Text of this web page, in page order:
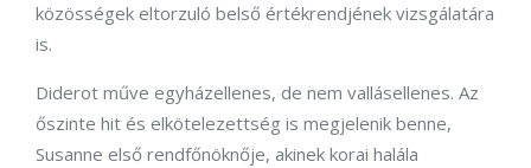
közösségek eltorzuló belső értékrendjének vizsgálatára
is.
Diderot műve egyházellenes, de nem vallásellenes. Az
őszinte hit és elkötelezettség is megjelenik benne,
Susanne első rendfőnöknője, akinek korai halála